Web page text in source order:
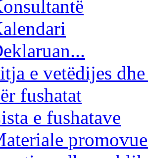
e vetëdijes
fushatat
e fushatave